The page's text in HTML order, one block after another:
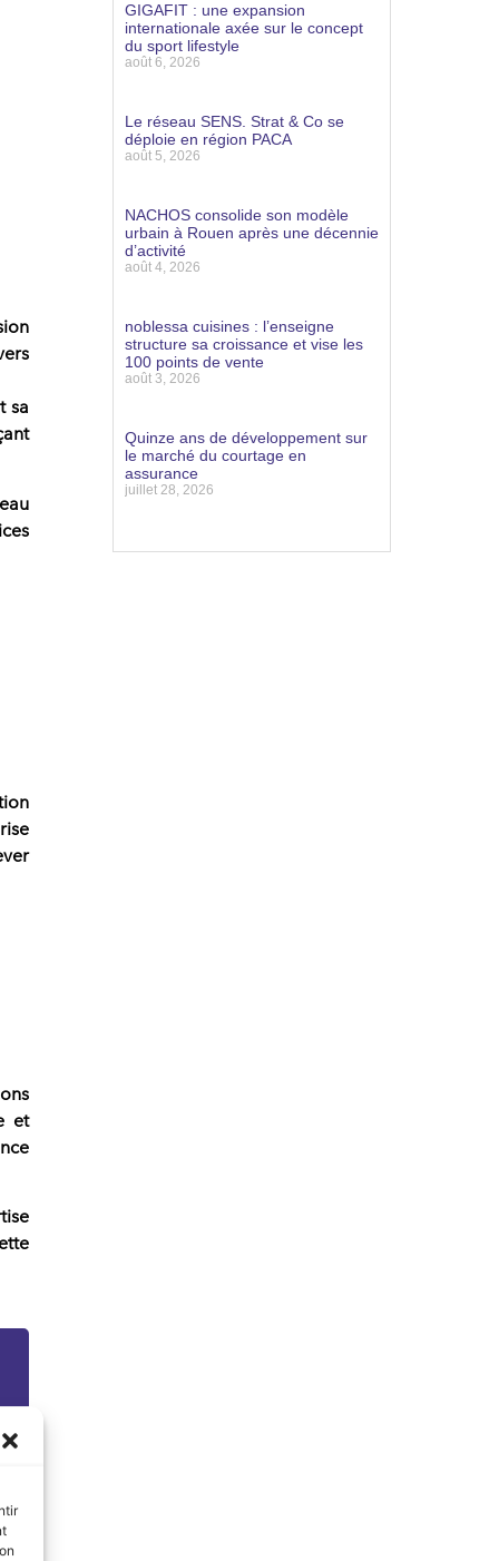
sa
et
GIGAFIT : une expansion
internationale axée sur le concept
du sport lifestyle
août 6, 2026
Le réseau SENS. Strat & Co se
déploie en région PACA
août 5, 2026
NACHOS consolide son modèle
urbain à Rouen après une décennie
d’activité
août 4, 2026
noblessa cuisines : l’enseigne
structure sa croissance et vise les
100 points de vente
août 3, 2026
Quinze ans de développement sur
le marché du courtage en
assurance
juillet 28, 2026